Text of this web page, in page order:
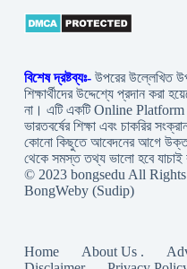
বিশেষ দ্রষ্টব্যঃ- উপরের উল্লেখিত
শিক্ষার্থীদের উদ্দেশ্যে প্রদান
না। এটি একটি Online Platform
ভারতবর্ষের শিক্ষা এবং চাকরির
কোনো কিছুতে আবেদনের আগে উক্ত
থেকে সমস্ত তথ্য ভালো হবে যাচাই
© 2023 bongsedu All
BongWeby (Sudip)
Home About Us .